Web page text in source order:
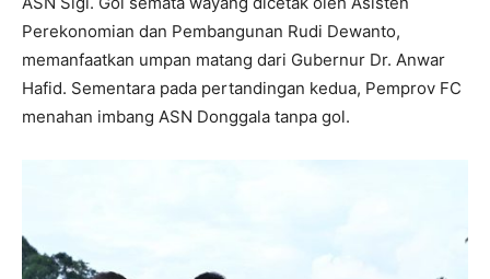
Perekonomian dan Pembangunan Rudi Dewanto,
memanfaatkan umpan matang dari Gubernur Dr. Anwar
Hafid. Sementara pada pertandingan kedua, Pemprov FC
menahan imbang ASN Donggala tanpa gol.